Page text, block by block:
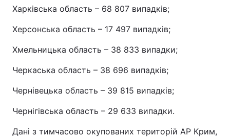
Харківська область – 68 807 випадків;
Херсонська область – 17 497 випадків;
Хмельницька область – 38 833 випадки;
Черкаська область – 38 696 випадків;
Чернівецька область – 39 815 випадків;
Чернігівська область – 29 633 випадки.
Дані з тимчасово окупованих територій АР Крим,